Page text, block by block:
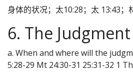
身体的状况；太10:28；太 13:43；
6. The
a. When and where will the
5:28-29 Mt 24:30-31 25:31-32 1